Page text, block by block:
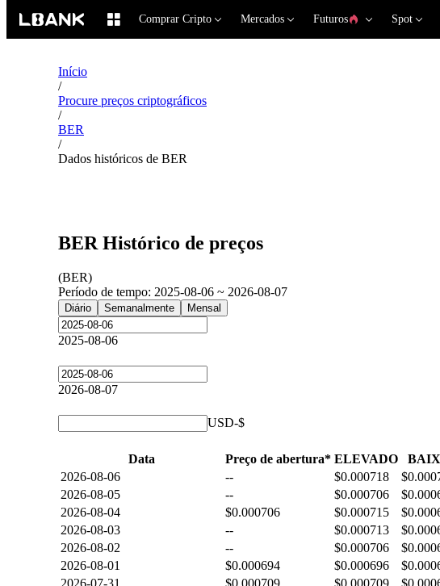
Comprar Cripto Mercados Futuros Spot
Início
/
Procure preços criptográficos
/
BER
/
Dados históricos de BER
BER Histórico de preços
(BER)
Período de tempo: 2025-08-06 ~ 2026-08-07
Diário Semanalmente Mensal
2025-08-06
2026-08-07
USD-$
Data Preço de abertura* ELEVADO
2026-08-06
-- $0.000718
2026-08-05
-- $0.000706
2026-08-04
$0.000706 $0.000715
2026-08-03
-- $0.000713
2026-08-02
-- $0.000706
2026-08-01
$0.000694 $0.000696
2026-07-31
$0.000709 $0.000709